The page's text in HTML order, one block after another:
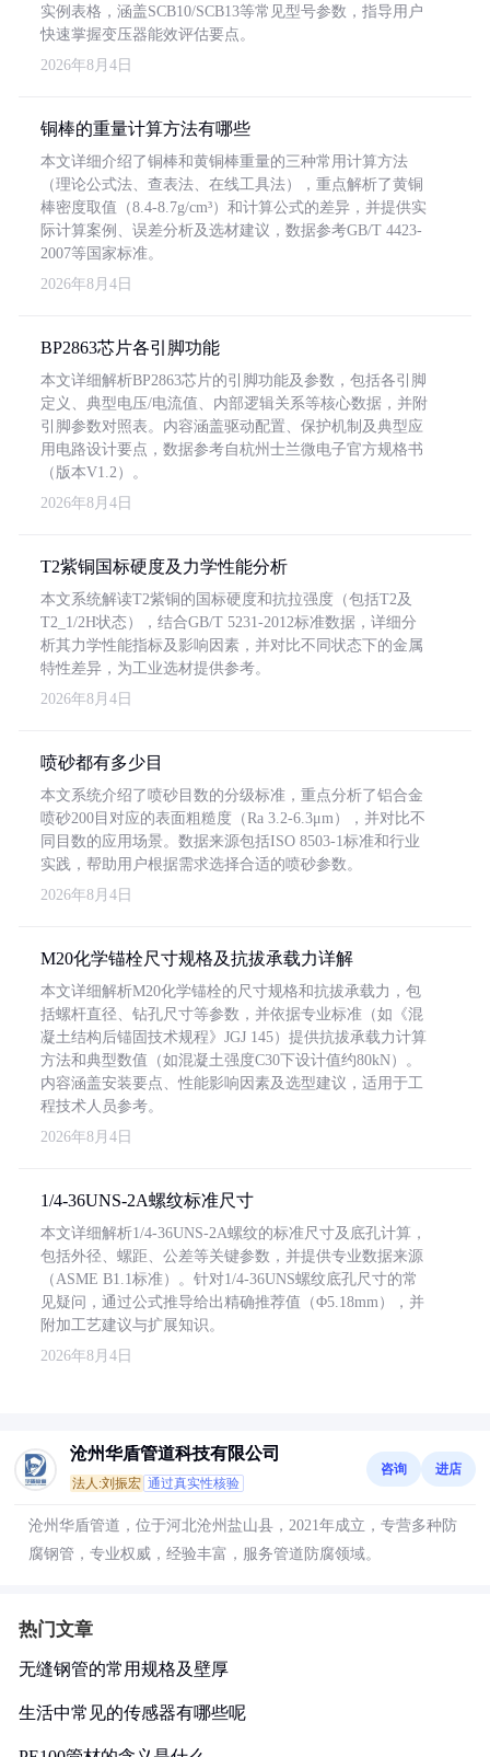
实例表格，涵盖SCB10/SCB13等常见型号参数，指导用户
快速掌握变压器能效评估要点。
2026年8月4日
铜棒的重量计算方法有哪些
本文详细介绍了铜棒和黄铜棒重量的三种常用计算方法
（理论公式法、查表法、在线工具法），重点解析了黄铜
棒密度取值（8.4-8.7g/cm³）和计算公式的差异，并提供实
际计算案例、误差分析及选材建议，数据参考GB/T 4423-
2007等国家标准。
2026年8月4日
BP2863芯片各引脚功能
本文详细解析BP2863芯片的引脚功能及参数，包括各引脚
定义、典型电压/电流值、内部逻辑关系等核心数据，并附
引脚参数对照表。内容涵盖驱动配置、保护机制及典型应
用电路设计要点，数据参考自杭州士兰微电子官方规格书
（版本V1.2）。
2026年8月4日
T2紫铜国标硬度及力学性能分析
本文系统解读T2紫铜的国标硬度和抗拉强度（包括T2及
T2_1/2H状态），结合GB/T 5231-2012标准数据，详细分
析其力学性能指标及影响因素，并对比不同状态下的金属
特性差异，为工业选材提供参考。
2026年8月4日
喷砂都有多少目
本文系统介绍了喷砂目数的分级标准，重点分析了铝合金
喷砂200目对应的表面粗糙度（Ra 3.2-6.3μm），并对比不
同目数的应用场景。数据来源包括ISO 8503-1标准和行业
实践，帮助用户根据需求选择合适的喷砂参数。
2026年8月4日
M20化学锚栓尺寸规格及抗拔承载力详解
本文详细解析M20化学锚栓的尺寸规格和抗拔承载力，包
括螺杆直径、钻孔尺寸等参数，并依据专业标准（如《混
凝土结构后锚固技术规程》JGJ 145）提供抗拔承载力计算
方法和典型数值（如混凝土强度C30下设计值约80kN）。
内容涵盖安装要点、性能影响因素及选型建议，适用于工
程技术人员参考。
2026年8月4日
1/4-36UNS-2A螺纹标准尺寸
本文详细解析1/4-36UNS-2A螺纹的标准尺寸及底孔计算，
包括外径、螺距、公差等关键参数，并提供专业数据来源
（ASME B1.1标准）。针对1/4-36UNS螺纹底孔尺寸的常
见疑问，通过公式推导给出精确推荐值（Φ5.18mm），并
附加工艺建议与扩展知识。
2026年8月4日
沧州华盾管道科技有限公司
法人:刘振宏 通过真实性核验
咨询 进店
沧州华盾管道，位于河北沧州盐山县，2021年成立，专营多种防
腐钢管，专业权威，经验丰富，服务管道防腐领域。
热门文章
无缝钢管的常用规格及壁厚
生活中常见的传感器有哪些呢